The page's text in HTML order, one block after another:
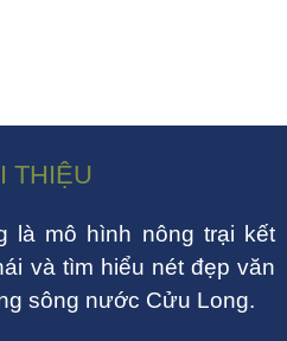
THIỆU
là mô hình nông trại kết
và tìm hiểu nét đẹp văn
sông nước Cửu Long.